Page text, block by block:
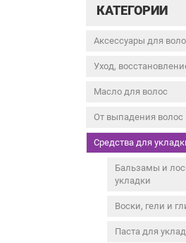
КАТЕГОРИИ
Аксессуары для
Уход,
Масло для волос
От выпадения волос
Средства для
Бальзамы и
укладки
Воски, гели и
Паста для